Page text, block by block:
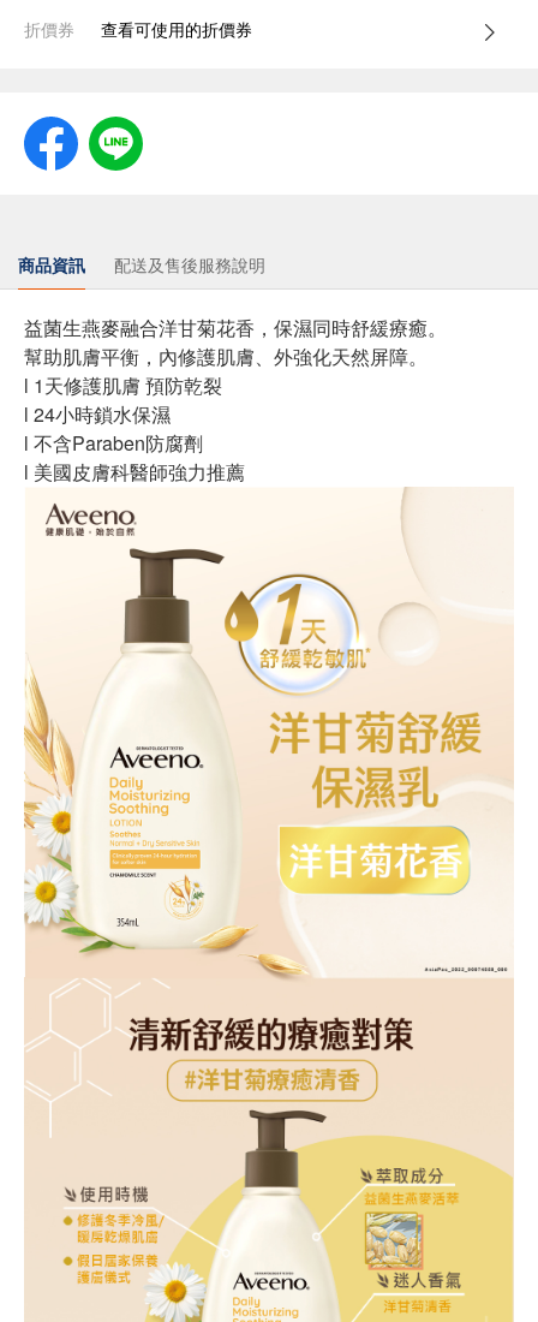
折價券 查看可使用的折價券
商品資訊 配送及售後服務說明
益菌生燕麥融合洋甘菊花香，保濕同時舒緩療癒。
幫助肌膚平衡，內修護肌膚、外強化天然屏障。
l 1天修護肌膚 預防乾裂
l 24小時鎖水保濕
l 不含Paraben防腐劑
l 美國皮膚科醫師強力推薦